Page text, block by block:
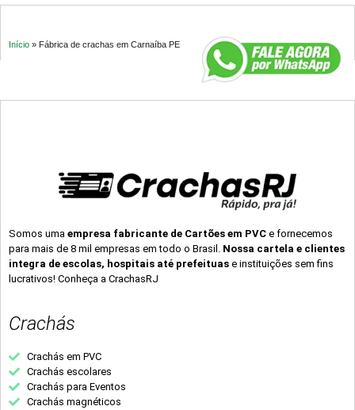
Início » Fábrica de crachas em Carnaíba PE
Somos uma empresa fabricante de Cartões em PVC e fornecemos
para mais de 8 mil empresas em todo o Brasil. Nossa cartela e clientes
integra de escolas, hospitais até prefeituas e instituições sem fins
lucrativos! Conheça a CrachasRJ
Crachás
Crachás em PVC
Crachás escolares
Crachás para Eventos
Crachás magnéticos